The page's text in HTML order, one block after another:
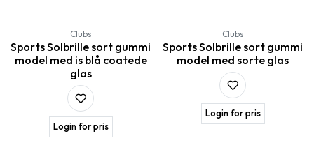
Clubs
Sports Solbrille sort gummi
model med is blå coatede
glas
Login for pris
Clubs
Sports Solbrille sort gummi
model med sorte glas
Login for pris